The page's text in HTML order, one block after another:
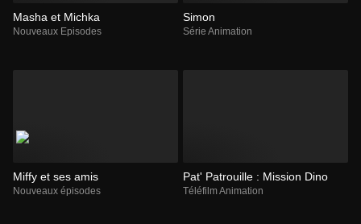
Masha et Michka
Nouveaux Episodes
Simon
Série Animation
Miffy et ses amis
Nouveaux épisodes
Pat' Patrouille : Mission Dino
Téléfilm Animation